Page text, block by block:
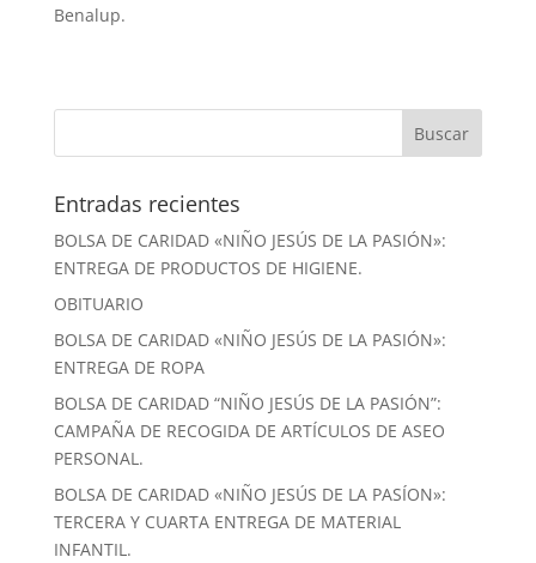
Benalup.
Entradas recientes
BOLSA DE CARIDAD «NIÑO JESÚS DE LA PASIÓN»:
ENTREGA DE PRODUCTOS DE HIGIENE.
OBITUARIO
BOLSA DE CARIDAD «NIÑO JESÚS DE LA PASIÓN»:
ENTREGA DE ROPA
BOLSA DE CARIDAD “NIÑO JESÚS DE LA PASIÓN”:
CAMPAÑA DE RECOGIDA DE ARTÍCULOS DE ASEO
PERSONAL.
BOLSA DE CARIDAD «NIÑO JESÚS DE LA PASÍON»:
TERCERA Y CUARTA ENTREGA DE MATERIAL
INFANTIL.